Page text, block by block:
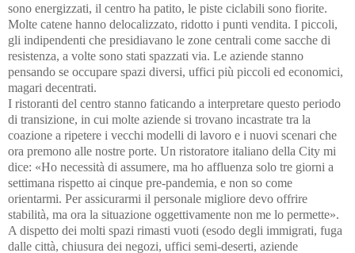
sono energizzati, il centro ha patito, le piste ciclabili sono fiorite.
Molte catene hanno delocalizzato, ridotto i punti vendita. I piccoli,
gli indipendenti che presidiavano le zone centrali come sacche di
resistenza, a volte sono stati spazzati via. Le aziende stanno
pensando se occupare spazi diversi, uffici più piccoli ed economici,
magari decentrati.
I ristoranti del centro stanno faticando a interpretare questo periodo
di transizione, in cui molte aziende si trovano incastrate tra la
coazione a ripetere i vecchi modelli di lavoro e i nuovi scenari che
ora premono alle nostre porte. Un ristoratore italiano della City mi
dice: «Ho necessità di assumere, ma ho affluenza solo tre giorni a
settimana rispetto ai cinque pre-pandemia, e non so come
orientarmi. Per assicurarmi il personale migliore devo offrire
stabilità, ma ora la situazione oggettivamente non me lo permette».
A dispetto dei molti spazi rimasti vuoti (esodo degli immigrati, fuga
dalle città, chiusura dei negozi, uffici semi-deserti, aziende